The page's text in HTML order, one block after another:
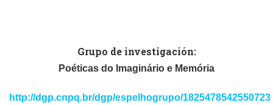
Grupo de investigación:
Poéticas do Imaginário e Memória
http://dgp.cnpq.br/dgp/espelhogrupo/1825478542550723